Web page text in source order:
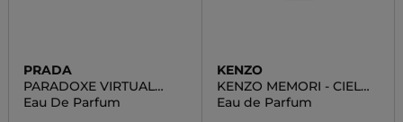
PRADA
PARADOXE VIRTUAL
FLOWER
Eau De Parfum
KENZO
KENZO MEMORI - CIEL
MAGNOLIA
Eau de Parfum